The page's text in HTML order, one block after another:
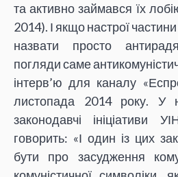
та активно займався їх
2014). І якщо настрої
назвати просто
погляди саме
інтерв’ю для каналу
листопада 2014 року. У
законодавчі ініціативи
говорить: «І один із цих
бути про засудження